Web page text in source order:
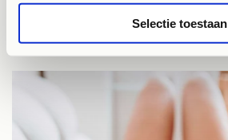
Selectie toestaan
Meer spijkermat